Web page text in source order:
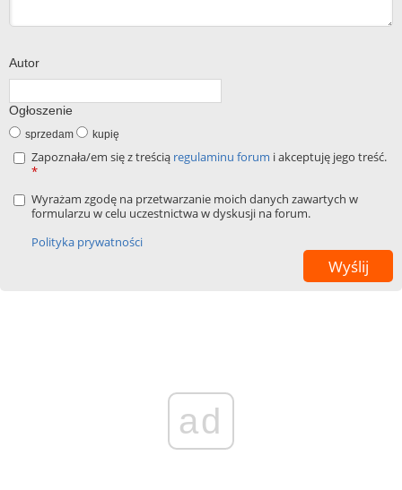
Autor
Ogłoszenie
sprzedam kupię
Zapoznała/em się z treścią regulaminu forum i akceptuję jego treść.
*
Wyrażam zgodę na przetwarzanie moich danych zawartych w
formularzu w celu uczestnictwa w dyskusji na forum.
Polityka prywatności
ad